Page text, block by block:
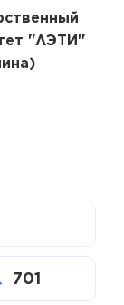
"ЛЭТИ"
701